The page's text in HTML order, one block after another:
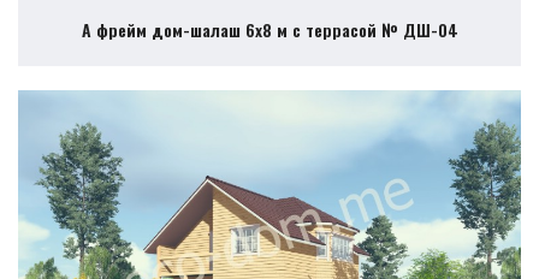
А фрейм дом-шалаш 6х8 м с террасой № ДШ-04